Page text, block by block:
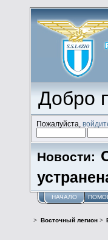
Добро
Пожалуйста,
Новости:
НАЧАЛО
> Восточный легион>